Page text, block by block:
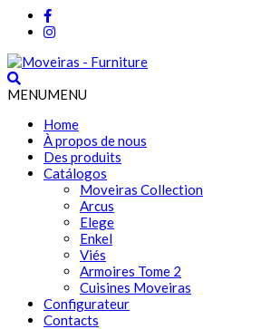
MENUMENU
Home
À propos de nous
Des produits
Catálogos
Moveiras Collection
Arcus
Elege
Enkel
Viés
Armoires Tome 2
Cuisines Moveiras
Configurateur
Contacts